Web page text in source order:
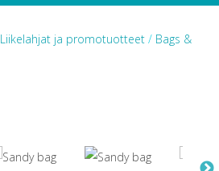
Liikelahjat ja promotuotteet / Bags &